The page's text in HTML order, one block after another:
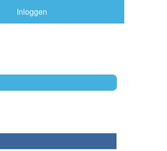
Inloggen